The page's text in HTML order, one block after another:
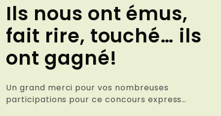
Ils nous ont émus,
fait rire, touché… ils
ont gagné!
Un grand merci pour vos nombreuses
participations pour ce concours express…